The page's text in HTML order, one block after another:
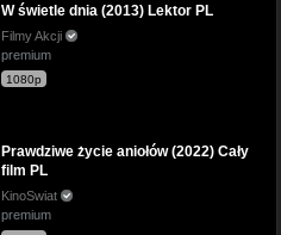
W świetle dnia (2013) Lektor PL
Filmy Akcji
premium
1080p
Prawdziwe życie aniołów (2022) Cały
film PL
KinoSwiat
premium